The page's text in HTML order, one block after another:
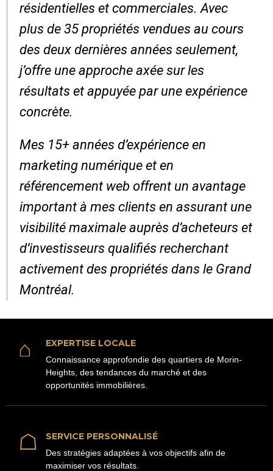
résidentielles et commerciales. Avec
plus de 35 propriétés vendues au cours
des deux dernières années seulement,
j’offre une approche axée sur les
résultats et appuyée par une expérience
concrète.
Mes 15+ années d’expérience en
marketing numérique et en
référencement web offrent un avantage
important à mes clients en assurant une
visibilité maximale auprès d’acheteurs et
d’investisseurs qualifiés recherchant
activement des propriétés dans le Grand
Montréal.
⌂ EXPERTISE LOCALE
Connaissance approfondie des quartiers de Morin-
Heights, des tendances du marché et des
opportunités immobilières.
☖ SERVICE PERSONNALISÉ
Des stratégies adaptées à vos objectifs afin de
maximiser vos résultats.